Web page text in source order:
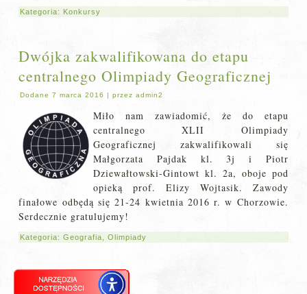
Kategoria: Konkursy
Dwójka zakwalifikowana do etapu
centralnego Olimpiady Geograficznej
Dodane 7 marca 2016 |przez admin2
Miło nam zawiadomić, że do etapu
centralnego XLII Olimpiady
Geograficznej zakwalifikowali się
Małgorzata Pajdak kl. 3j i Piotr
Dziewałtowski-Gintowt kl. 2a, oboje pod
opieką prof. Elizy Wojtasik. Zawody
finałowe odbędą się 21-24 kwietnia 2016 r. w Chorzowie.
Serdecznie gratulujemy!
Kategoria:Geografia ,Olimpiady